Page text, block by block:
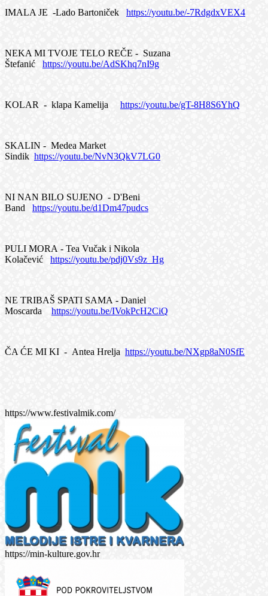
IMALA JE -Lado Bartoniček https://youtu.be/-7RdgdxVEX4
NEKA MI TVOJE TELO REČE - Suzana
Štefanić https://youtu.be/AdSKhq7nI9g
KOLAR - klapa Kamelija https://youtu.be/gT-8H8S6YhQ
SKALIN - Medea Market
Sindik https://youtu.be/NvN3QkV7LG0
NI NAN BILO SUJENO - D'Beni
Band https://youtu.be/d1Dm47pudcs
PULI MORA - Tea Vučak i Nikola
Kolačević https://youtu.be/pdj0Vs9z_Hg
NE TRIBAŠ SPATI SAMA - Daniel
Moscarda https://youtu.be/IVokPcH2CiQ
ČA ĆE MI KI - Antea Hrelja https://youtu.be/NXgp8aN0SfE
https://www.festivalmik.com/
https://min-kulture.gov.hr